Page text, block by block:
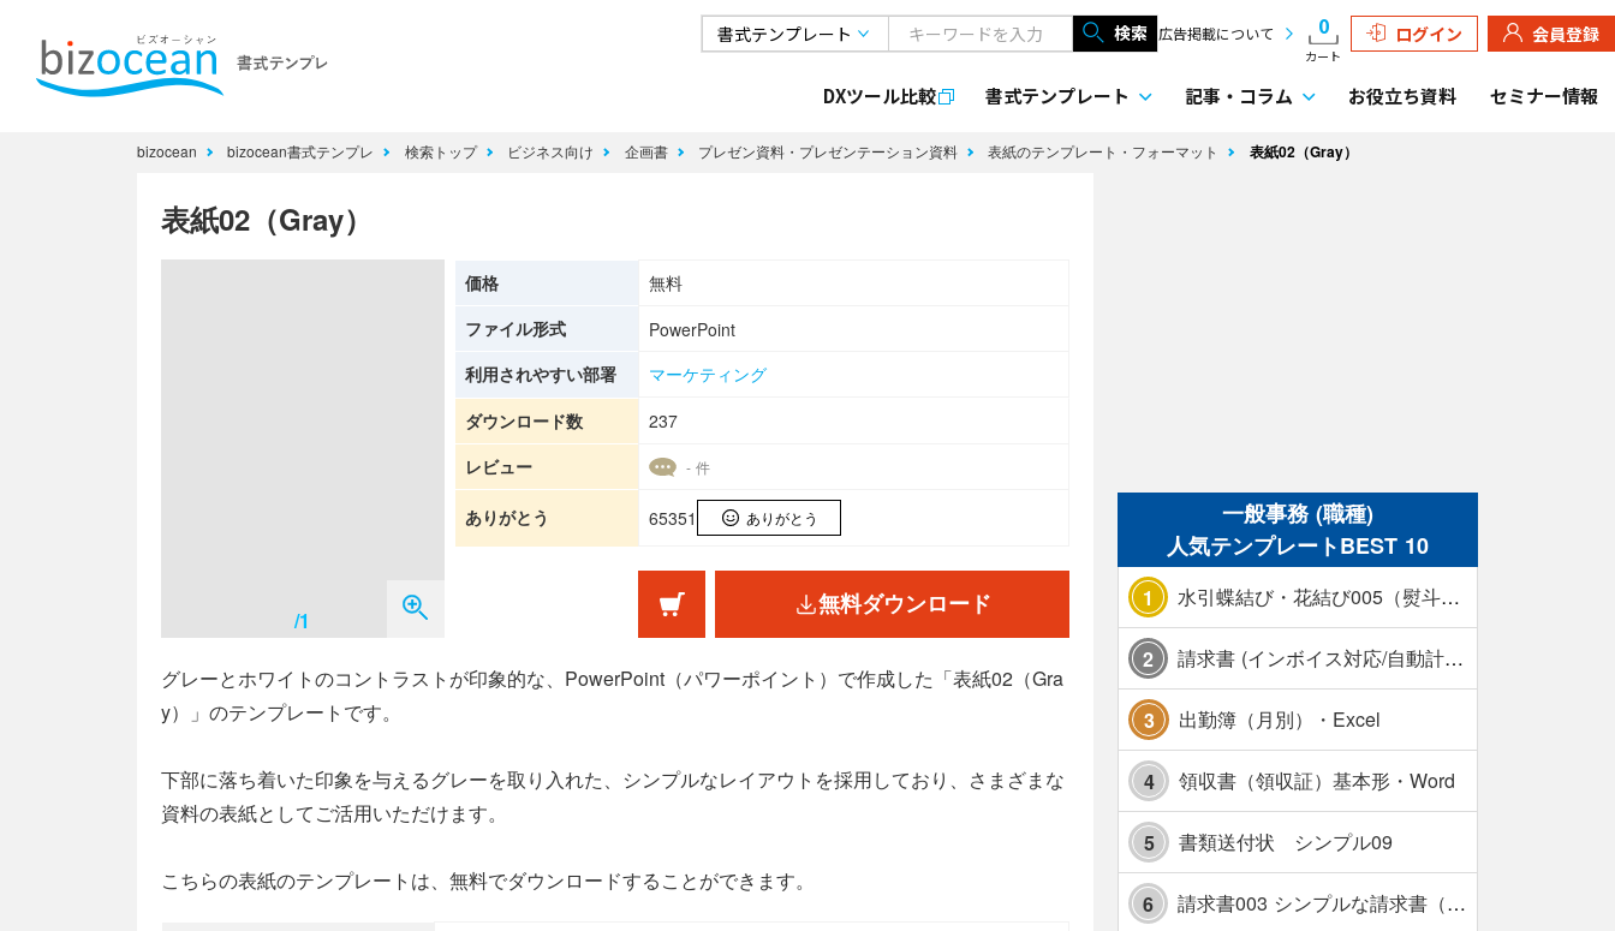
検索 広告掲載について 0
カート
ログイン 会員登録
DXツール比較 書式テンプレート 記事・ コラム お役立ち資料 セミナー情報
bizocean bizocean書式テンプレ 検索トップ ビジネス向け 企画書 プレゼン資料・プレゼンテーション資料 表紙のテンプレート・フォーマット 表紙02（Gray）
表紙02（Gray）
/1
価格
無料
ファイル形式
PowerPoint
利用されやすい部署
マーケティング
ダウンロード数
237
レビュー
- 件
ありがとう 65351 ありがとう
無料ダウンロード
グレーとホワイトのコントラストが印象的な、PowerPoint（パワーポイント）で作成した「表紙02（Gra
y）」のテンプレートです。
下部に落ち着いた印象を与えるグレーを取り入れた、シンプルなレイアウトを採用しており、さまざまな
資料の表紙としてご活用いただけます。
こちらの表紙のテンプレートは、無料でダウンロードすることができます。
一般事務 (職種)
人気テンプレートBEST 10
1 水引蝶結び・花結び005（熨斗あり）
2 請求書 (インボイス対応/自動計算/A4 縦) カラー 使い方解説あり
3 出勤簿（月別）・Excel
4 領収書（領収証）基本形・Word
5 書類送付状 シンプル09
6 請求書003 シンプルな請求書（消費税10％対応）